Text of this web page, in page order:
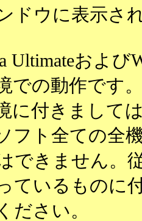
ドウに表示さ
Ultimateおよ
での動作です
に付きまして
フト全ての全
できません。
ているものに
ださい。